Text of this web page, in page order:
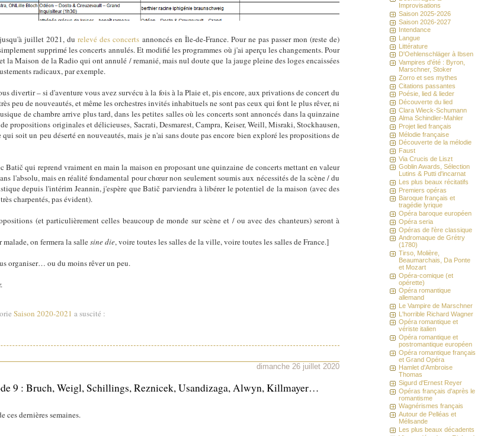
juillet 2021, durelevé des concerts annoncés en Île-de-France. Pour ne pas passer mon (reste de)
supprimé les concerts annulés. Et modifié les programmes où j'ai aperçu les changements. Pour
la Maison de la Radio qui ont annulé / remanié, mais nul doute que la jauge pleine des loges encaissées
radicaux, par exemple.
divertir – si d'aventure vous avez survécu à la fois à la Plaie et, pis encore, aux privations de concert du
peu de nouveautés, et même les orchestres invités inhabituels ne sont pas ceux qui font le plus rêver, ni
de chambre arrive plus tard, dans les petites salles où les concerts sont annoncés dans la quinzaine
propositions originales et délicieuses, Sacrati, Desmarest, Campra, Keiser, Weill, Misraki, Stockhausen,
soit un peu déserté en nouveautés, mais je n'ai sans doute pas encore bien exploré les propositions de
Batič qui reprend vraiment en main la maison en proposant une quinzaine de concerts mettant en valeur
l'absolu, mais en réalité fondamental pour chœur non seulement soumis aux nécessités de la scène / du
depuis l'intérim Jeannin, j'espère que Batič parviendra à libérer le potentiel de la maison (avec des
charpentés, pas évident).
(et particulièrement celles beaucoup de monde sur scène et / ou avec des chanteurs) seront à
malade, on fermera la sallesine die, voire toutes les salles de la ville, voire toutes les salles de France.]
organiser… ou du moins rêver un peu.
Saison 2020-2021 a suscité :
dimanche 26 juillet 2020
9 : Bruch, Weigl, Schillings, Reznicek, Usandizaga, Alwyn, Killmayer…
ces dernières semaines.
Improvisations
Saison 2025-2026
Saison 2026-2027
Intendance
Langue
Littérature
D'Oehlenschläger à Ibsen
Vampires d'été : Byron,
Marschner, Stoker
Zorro et ses mythes
Citations passantes
Poésie, lied & lieder
Découverte du lied
Clara Wieck-Schumann
Alma Schindler-Mahler
Projet lied français
Mélodie française
Découverte de la mélodie
Faust
Via Crucis de Liszt
Goblin Awards, Sélection
Lutins & Putti d'incarnat
Les plus beaux récitatifs
Premiers opéras
Baroque français et
tragédie lyrique
Opéra baroque européen
Opéra seria
Opéras de l'ère classique
Andromaque de Grétry
(1780)
Tirso, Molière,
Beaumarchais, Da Ponte
et Mozart
Opéra-comique (et
opérette)
Opéra romantique
allemand
Le Vampire de Marschner
L'horrible Richard Wagner
Opéra romantique et
vériste italien
Opéra romantique et
postromantique européen
Opéra romantique français
et Grand Opéra
Hamlet d'Ambroise
Thomas
Sigurd d'Ernest Reyer
Opéras français d'après le
romantisme
Wagnérismes français
Autour de Pelléas et
Mélisande
Les plus beaux décadents